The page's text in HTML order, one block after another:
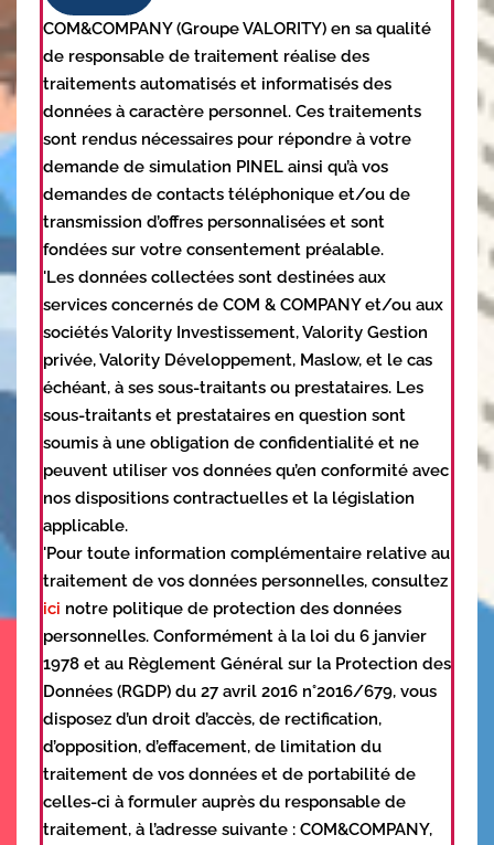
COM&COMPANY (Groupe VALORITY) en sa qualité
de responsable de traitement réalise des
traitements automatisés et informatisés des
données à caractère personnel. Ces traitements
sont rendus nécessaires pour répondre à votre
demande de simulation PINEL ainsi qu’à vos
demandes de contacts téléphonique et/ou de
transmission d’offres personnalisées et sont
fondées sur votre consentement préalable.
'Les données collectées sont destinées aux
services concernés de COM & COMPANY et/ou aux
sociétés Valority Investissement, Valority Gestion
privée, Valority Développement, Maslow, et le cas
échéant, à ses sous-traitants ou prestataires. Les
sous-traitants et prestataires en question sont
soumis à une obligation de confidentialité et ne
peuvent utiliser vos données qu’en conformité avec
nos dispositions contractuelles et la législation
applicable.
'Pour toute information complémentaire relative au
traitement de vos données personnelles, consultez
ici notre politique de protection des données
personnelles. Conformément à la loi du 6 janvier
1978 et au Règlement Général sur la Protection des
Données (RGDP) du 27 avril 2016 n°2016/679, vous
disposez d’un droit d’accès, de rectification,
d’opposition, d’effacement, de limitation du
traitement de vos données et de portabilité de
celles-ci à formuler auprès du responsable de
traitement, à l’adresse suivante : COM&COMPANY,